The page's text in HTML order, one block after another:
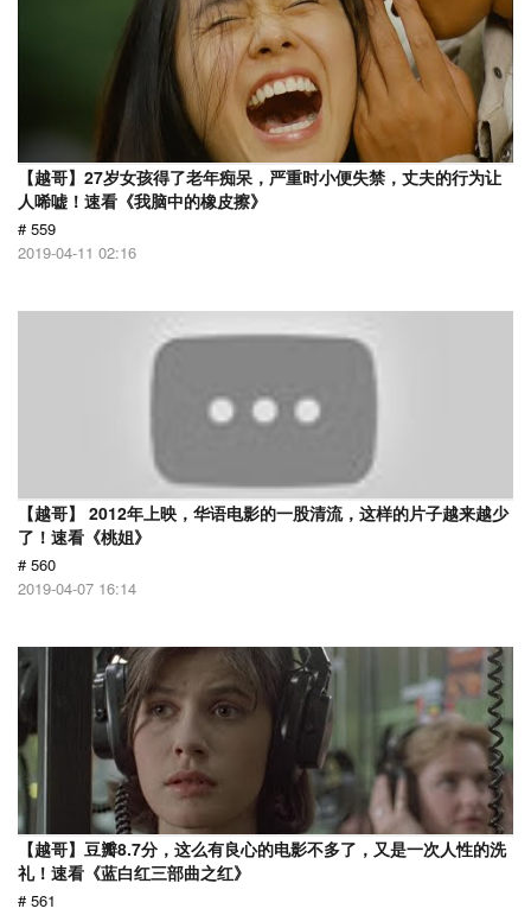
【越哥】27岁女孩得了老年痴呆，严重时小便失禁，丈夫的行为让
人唏嘘！速看《我脑中的橡皮擦》
# 559
2019-04-11 02:16
【越哥】 2012年上映，华语电影的一股清流，这样的片子越来越少
了！速看《桃姐》
# 560
2019-04-07 16:14
【越哥】豆瓣8.7分，这么有良心的电影不多了，又是一次人性的洗
礼！速看《蓝白红三部曲之红》
# 561